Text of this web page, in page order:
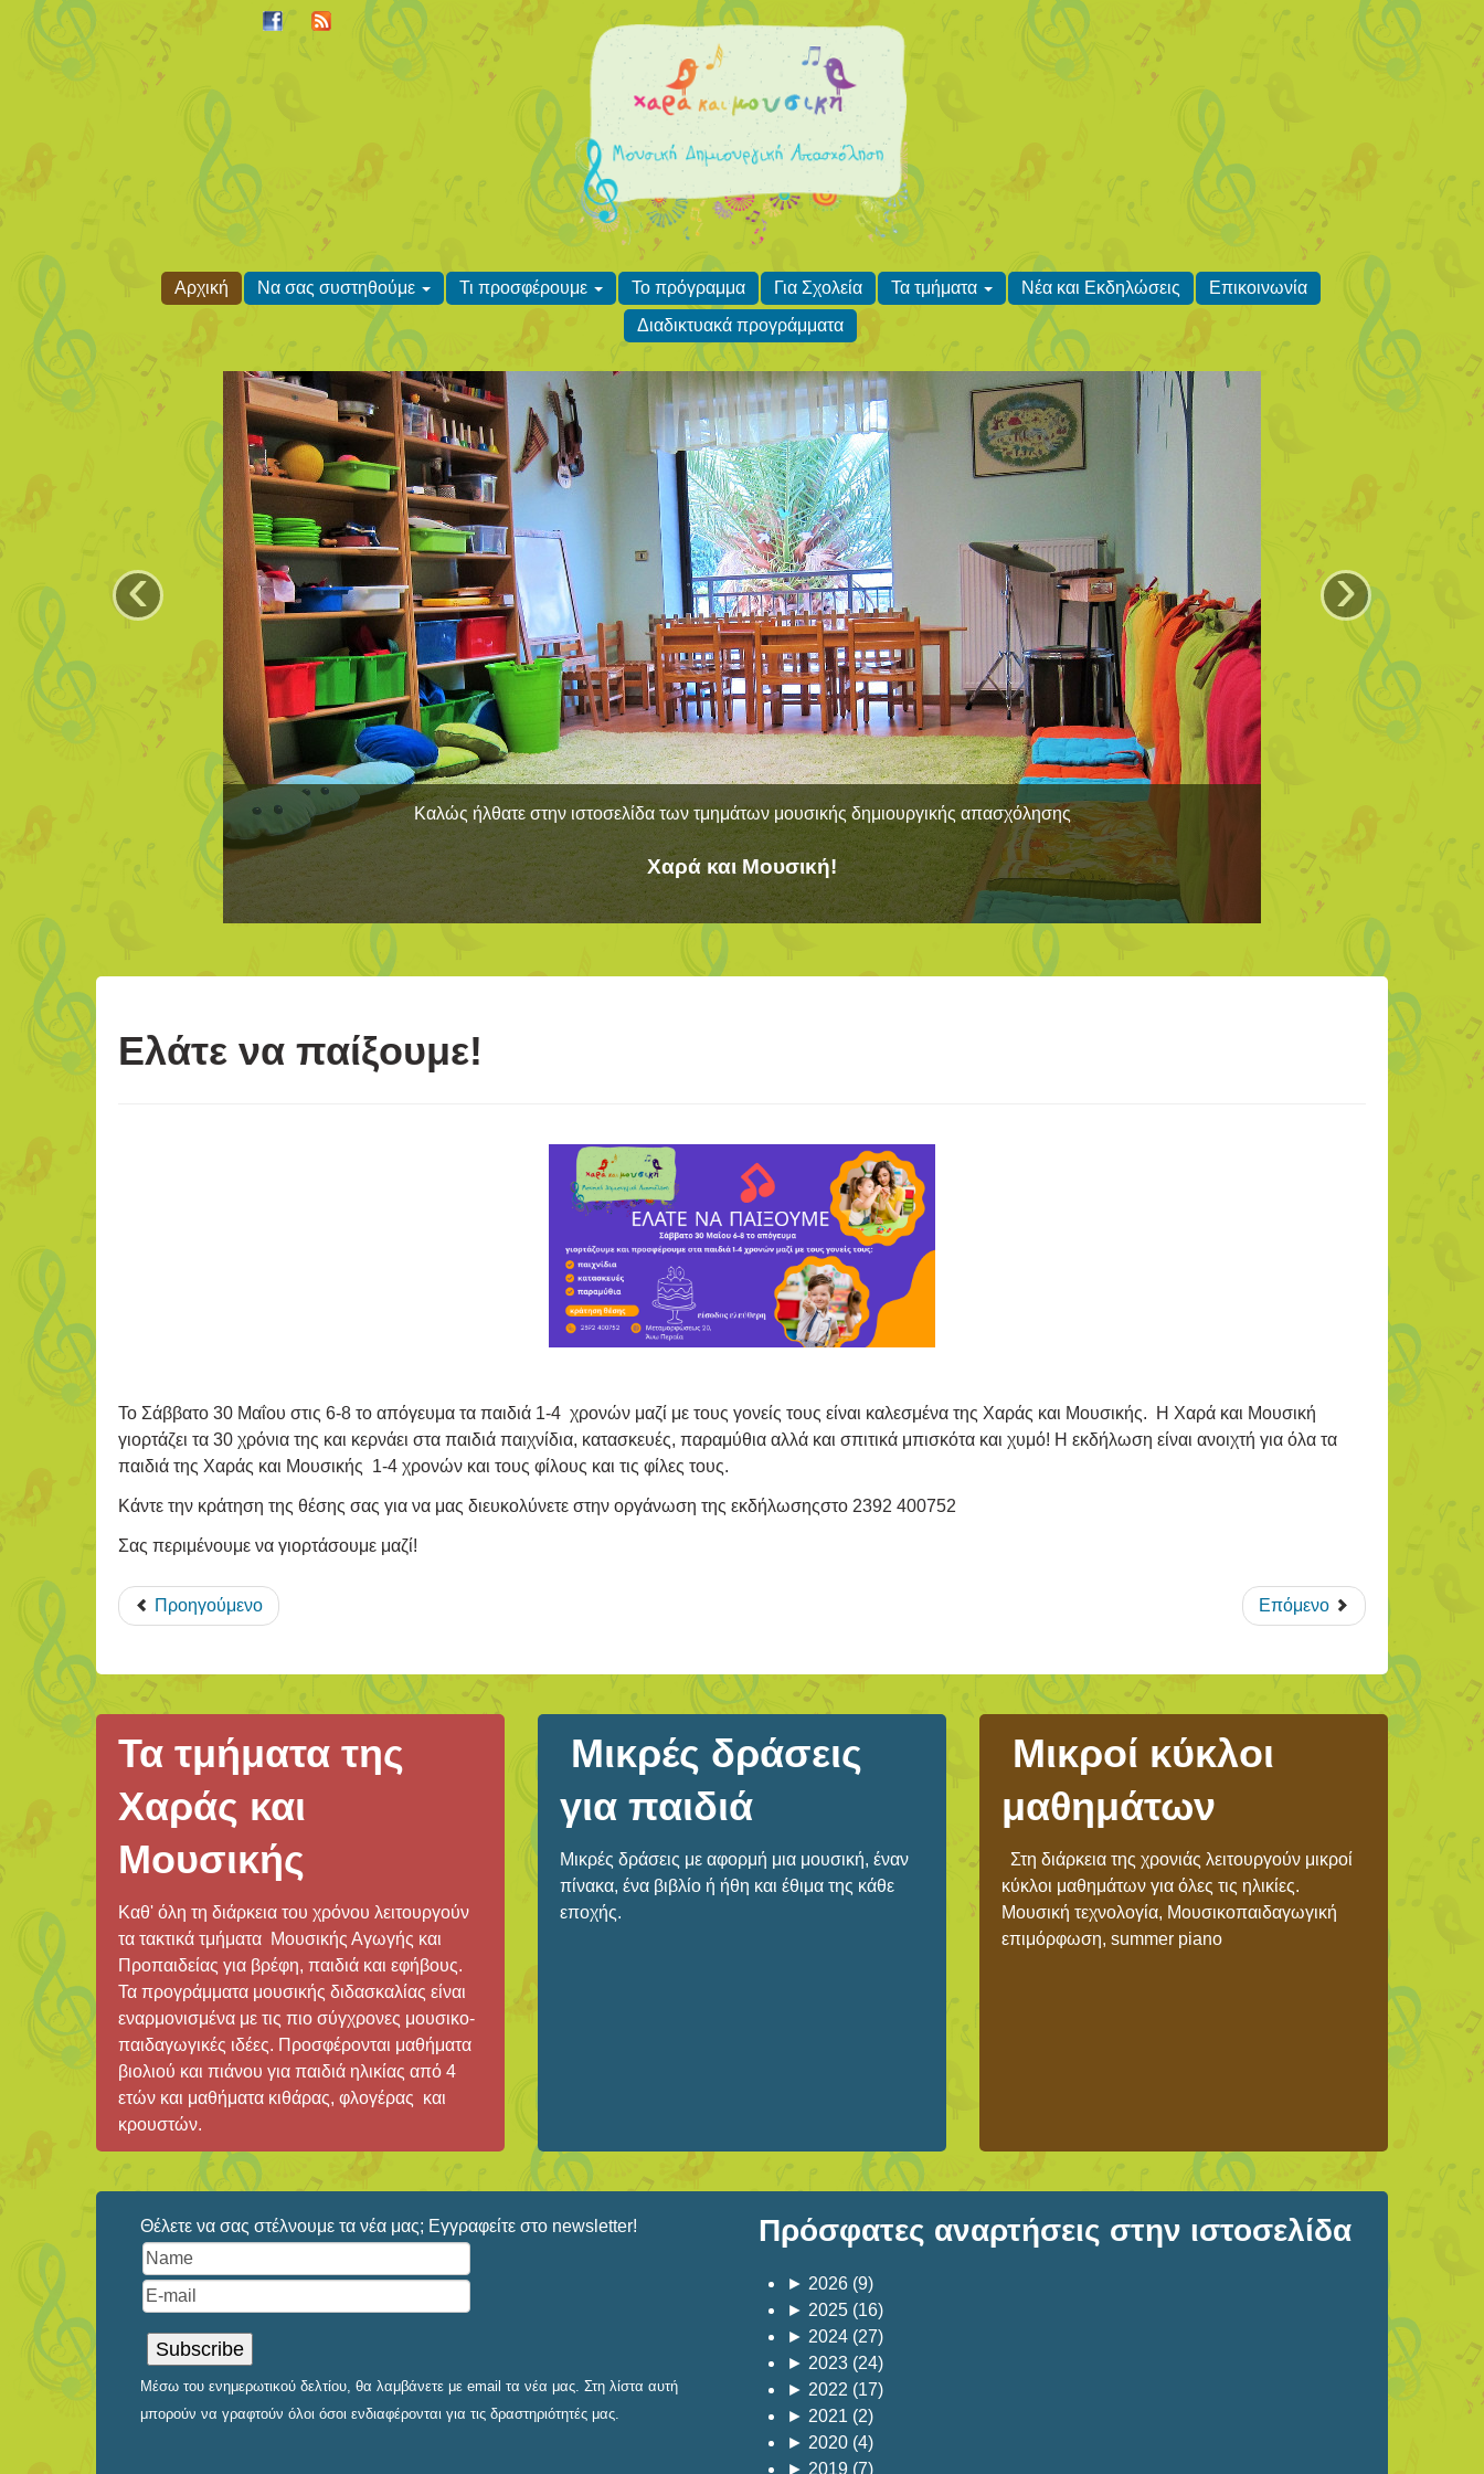
Αρχική Να σας συστηθούμε Τι προσφέρουμε Το πρόγραμμα Για Σχολεία Τα τμήματα Νέα και Εκδηλώσεις
Επικοινωνία
Διαδικτυακά προγράμματα
Καλώς ήλθατε στην ιστοσελίδα των τμημάτων μουσικής δημιουργικής απασχόλησης
Χαρά και Μουσική!
‹ ›
Ελάτε να παίξουμε!
Το Σάββατο 30 Μαΐου στις 6-8 το απόγευμα τα παιδιά 1-4 χρονών μαζί με τους γονείς τους είναι καλεσμένα της Χαράς και Μουσικής. Η Χαρά και Μουσική
γιορτάζει τα 30 χρόνια της και κερνάει στα παιδιά παιχνίδια, κατασκευές, παραμύθια αλλά και σπιτικά μπισκότα και χυμό! Η εκδήλωση είναι ανοιχτή για όλα τα
παιδιά της Χαράς και Μουσικής 1-4 χρονών και τους φίλους και τις φίλες τους.
Κάντε την κράτηση της θέσης σας για να μας διευκολύνετε στην οργάνωση της εκδήλωσηςστο 2392 400752
Σας περιμένουμε να γιορτάσουμε μαζί!
Προηγούμενο Επόμενο
Τα τμήματα της
Χαράς και
Μουσικής
Καθ' όλη τη διάρκεια του χρόνου λειτουργούν
τα τακτικά τμήματα Μουσικής Αγωγής και
Προπαιδείας για βρέφη, παιδιά και εφήβους.
Τα προγράμματα μουσικής διδασκαλίας είναι
εναρμονισμένα με τις πιο σύγχρονες μουσικο-
παιδαγωγικές ιδέες. Προσφέρονται μαθήματα
βιολιού και πιάνου για παιδιά ηλικίας από 4
ετών και μαθήματα κιθάρας, φλογέρας και
κρουστών.
Μικρές δράσεις
για παιδιά
Μικρές δράσεις με αφορμή μια μουσική, έναν
πίνακα, ένα βιβλίο ή ήθη και έθιμα της κάθε
εποχής.
Μικροί κύκλοι
μαθημάτων
Στη διάρκεια της χρονιάς λειτουργούν μικροί
κύκλοι μαθημάτων για όλες τις ηλικίες.
Μουσική τεχνολογία, Μουσικοπαιδαγωγική
επιμόρφωση, summer piano
Θέλετε να σας στέλνουμε τα νέα μας; Εγγραφείτε στο newsletter!
Μέσω του ενημερωτικού δελτίου, θα λαμβάνετε με email τα νέα μας. Στη λίστα αυτή
μπορούν να γραφτούν όλοι όσοι ενδιαφέρονται για τις δραστηριότητές μας.
Πρόσφατες αναρτήσεις στην ιστοσελίδα
► 2026 (9)
► 2025 (16)
► 2024 (27)
► 2023 (24)
► 2022 (17)
► 2021 (2)
► 2020 (4)
► 2019 (7)